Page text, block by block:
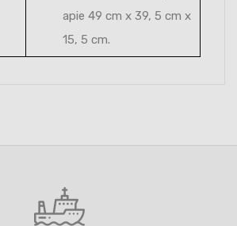
apie 49 cm x 39, 5 cm x
15, 5 cm.